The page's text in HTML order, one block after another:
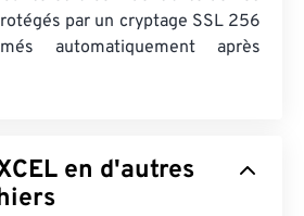
par un cryptage SSL 256
automatiquement après